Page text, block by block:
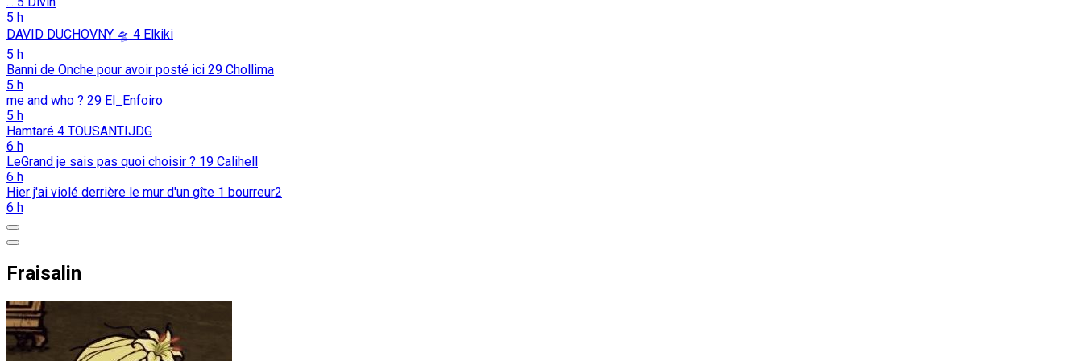
5 h
DAVID DUCHOVNY 🛸 4 Elkiki
5 h
Banni de Onche pour avoir posté ici 29 Chollima
5 h
me and who ? 29 El_Enfoiro
5 h
Hamtaré 4 TOUSANTIJDG
6 h
LeGrand je sais pas quoi choisir ? 19 Calihell
6 h
Hier j'ai violé derrière le mur d'un gîte 1 bourreur2
6 h
Fraisalin